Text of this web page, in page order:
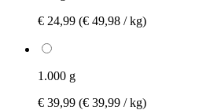
€ 24,99 (€ 49,98 / kg)
1.000 g
€ 39,99 (€ 39,99 / kg)